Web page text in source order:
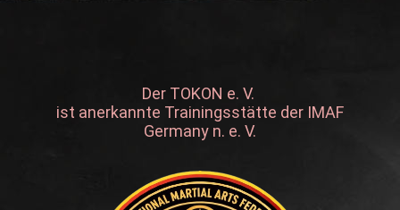
Der TOKON e. V.
ist anerkannte Trainingsstätte der IMAF
Germany n. e. V.